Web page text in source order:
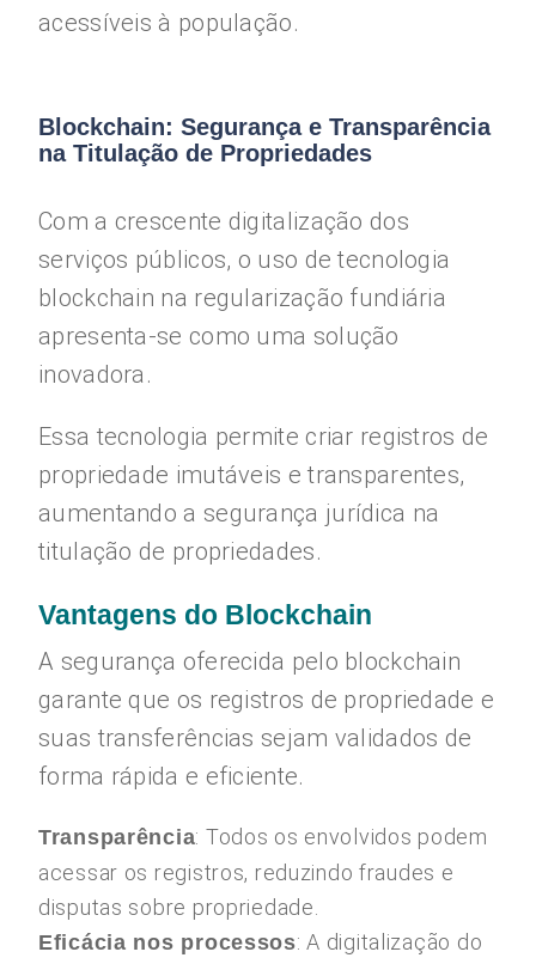
acessíveis à população.
Blockchain: Segurança e Transparência
na Titulação de Propriedades
Com a crescente digitalização dos
serviços públicos, o uso de tecnologia
blockchain na regularização fundiária
apresenta-se como uma solução
inovadora.
Essa tecnologia permite criar registros de
propriedade imutáveis e transparentes,
aumentando a segurança jurídica na
titulação de propriedades.
Vantagens do Blockchain
A segurança oferecida pelo blockchain
garante que os registros de propriedade e
suas transferências sejam validados de
forma rápida e eficiente.
Transparência: Todos os envolvidos podem
acessar os registros, reduzindo fraudes e
disputas sobre propriedade.
Eficácia nos processos: A digitalização do